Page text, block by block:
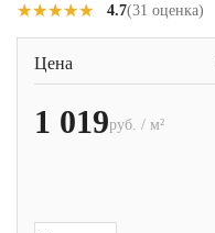
★★★★★
★★★★★ 4.7(31 оценка)
Цена
1 019руб. / м²